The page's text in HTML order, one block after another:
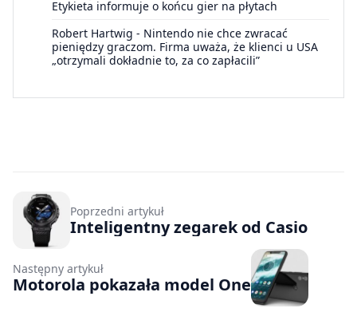
Etykieta informuje o końcu gier na płytach
Robert Hartwig - Nintendo nie chce zwracać
pieniędzy graczom. Firma uważa, że klienci u USA
„otrzymali dokładnie to, za co zapłacili”
Poprzedni artykuł
Inteligentny zegarek od Casio
Następny artykuł
Motorola pokazała model One